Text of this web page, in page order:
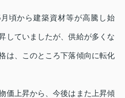
頃から建築資材等が高騰し始
していましたが、供給が多くな
は、このところ下落傾向に転化
価上昇から、今後はまた上昇傾